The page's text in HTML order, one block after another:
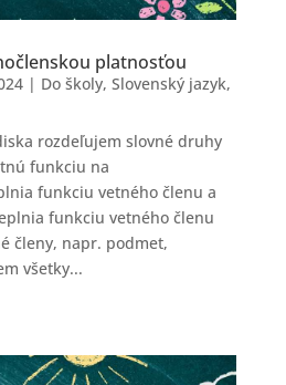
platnosťou
| Do školy, Slovenský jazyk,
rozdeľujem slovné druhy
funkciu na
funkciu vetného členu a
funkciu vetného členu
členy, napr. podmet,
všetky...